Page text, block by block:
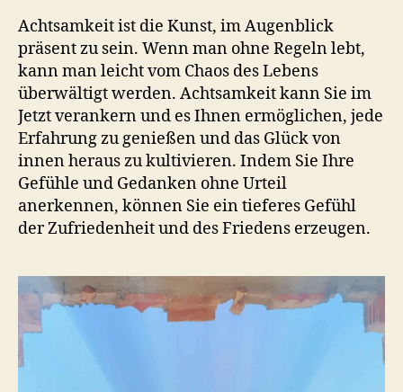
Achtsamkeit ist die Kunst, im Augenblick
präsent zu sein. Wenn man ohne Regeln lebt,
kann man leicht vom Chaos des Lebens
überwältigt werden. Achtsamkeit kann Sie im
Jetzt verankern und es Ihnen ermöglichen, jede
Erfahrung zu genießen und das Glück von
innen heraus zu kultivieren. Indem Sie Ihre
Gefühle und Gedanken ohne Urteil
anerkennen, können Sie ein tieferes Gefühl
der Zufriedenheit und des Friedens erzeugen.